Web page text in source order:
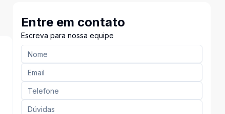
Entre em contato
Escreva para nossa equipe